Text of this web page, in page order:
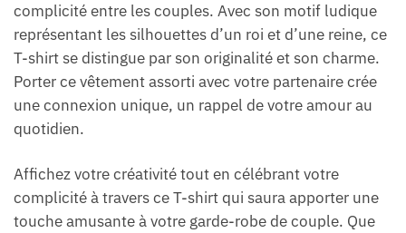
complicité entre les couples. Avec son motif ludique
représentant les silhouettes d’un roi et d’une reine, ce
T-shirt se distingue par son originalité et son charme.
Porter ce vêtement assorti avec votre partenaire crée
une connexion unique, un rappel de votre amour au
quotidien.
Affichez votre créativité tout en célébrant votre
complicité à travers ce T-shirt qui saura apporter une
touche amusante à votre garde-robe de couple. Que